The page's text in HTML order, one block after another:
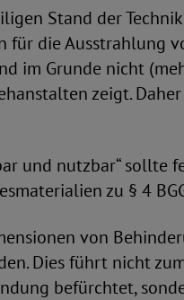
Stand der
für die Ausstrahlung
im Grunde nicht
zeigt.
und nutzbar“ sollte
zu § 4
von
Dies führt nicht
befürchtet,